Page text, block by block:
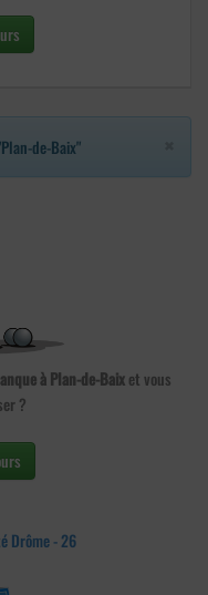
de-Baix"
à Plan-de-Baixet vous
?
Drôme - 26